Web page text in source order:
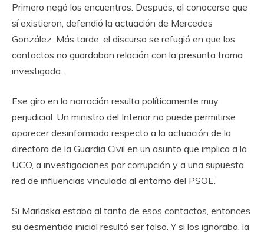
Primero negó los encuentros. Después, al conocerse que
sí existieron, defendió la actuación de Mercedes
González. Más tarde, el discurso se refugió en que los
contactos no guardaban relación con la presunta trama
investigada.
Ese giro en la narración resulta políticamente muy
perjudicial. Un ministro del Interior no puede permitirse
aparecer desinformado respecto a la actuación de la
directora de la Guardia Civil en un asunto que implica a la
UCO, a investigaciones por corrupción y a una supuesta
red de influencias vinculada al entorno del PSOE.
Si Marlaska estaba al tanto de esos contactos, entonces
su desmentido inicial resultó ser falso. Y si los ignoraba, la